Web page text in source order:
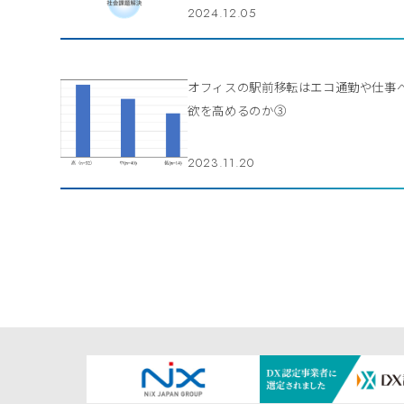
2024.12.05
オフィスの駅前移転はエコ通勤や仕事
欲を高めるのか③
2023.11.20